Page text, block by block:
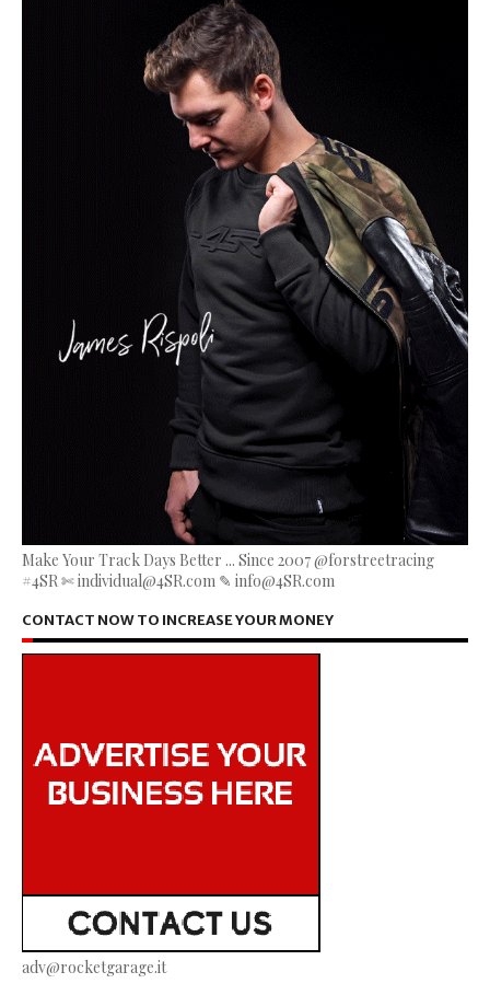
Make Your Track Days Better ... Since 2007 @forstreetracing
#4SR ✄ individual@4SR.com ✎ info@4SR.com
CONTACT NOW TO INCREASE YOUR MONEY
adv@rocketgarage.it